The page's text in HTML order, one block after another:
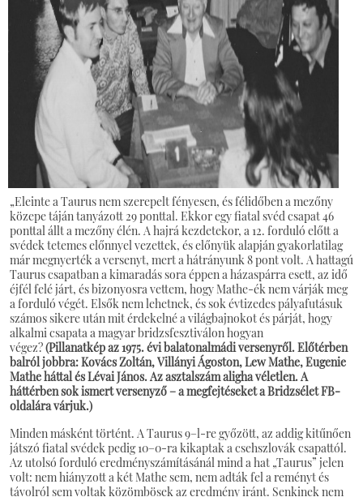
„Eleinte a Taurus nem szerepelt fényesen, és félidőben a mezőny
közepe táján tanyázott 29 ponttal. Ekkor egy fiatal svéd csapat 46
ponttal állt a mezőny élén. A hajrá kezdetekor, a 12. forduló előtt a
svédek tetemes előnnyel vezettek, és előnyük alapján gyakorlatilag
már megnyerték a versenyt, mert a hátrányunk 8 pont volt. A hattagú
Taurus csapatban a kimaradás sora éppen a házaspárra esett, az idő
éjfél felé járt, és bizonyosra vettem, hogy Mathe-ék nem várják meg
a forduló végét. Elsők nem lehetnek, és sok évtizedes pályafutásuk
számos sikere után mit érdekelné a világbajnokot és párját, hogy
alkalmi csapata a magyar bridzsfesztiválon hogyan
végez?(Pillanatkép az 1975. évi balatonalmádi versenyről. Előtérben
balról jobbra: Kovács Zoltán, Villányi Ágoston, Lew Mathe, Eugenie
Mathe háttal és Lévai János. Az asztalszám aligha véletlen. A
háttérben sok ismert versenyző – a megfejtéseket a Bridzsélet FB-
oldalára várjuk.)
Minden másként történt. A Taurus 9–l-re győzött, az addig kitűnően
játszó fiatal svédek pedig 10–0-ra kikaptak a csehszlovák csapattól.
Az utolsó forduló eredményszámításánál mind a hat „Taurus” jelen
volt: nem hiányzott a két Mathe sem, nem adták fel a reményt és
távolról sem voltak közömbösek az eredmény iránt. Senkinek nem